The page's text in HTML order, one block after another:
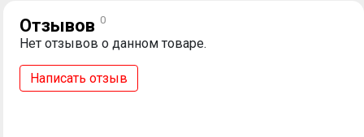
Отзывов 0
Нет отзывов о данном товаре.
Написать отзыв